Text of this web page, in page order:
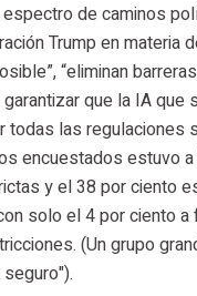
de caminos
Trump en materia
“eliminan
que la IA que
todas las regulaciones
encuestados estuvo
y el 38 por ciento
solo el 4 por ciento
(Un grupo